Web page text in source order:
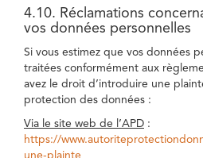
4.10. Réclamations
vos données personnelles
Si vous estimez que vos données
traitées conformément aux
avez le droit d’introduire une
protection des données :
Via le site web de l’APD :
https://
une-plainte